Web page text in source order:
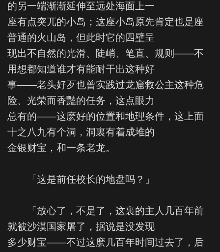
的另一端渐渐延伸至远处海面上一
座有点突兀的小岛；这座小岛原先肯定也是座
普通的火山岛，但此时它的四壁呈
现出不自然的光滑、陡峭、笔直、规则——不
用想都知道谁才有能耐干出这种好
事——老头好歹也曾实践过龙窟救公主这种危
险、光荣而香豔的任务，这点眼力
总有的——这麽好的位置和地理条件，这上面
十之八九有个洞，洞裏有着成堆的
金银财宝，和一条老龙。
「这是前任校长的地盘吗？」
「放心了，不是了，这裏的主人几百年前
就被沙漠国家屠了，据说是没发现
多少财宝——不过这麽几百年时间过去了，后